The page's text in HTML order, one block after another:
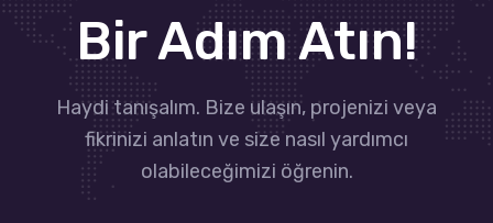
Bir Adım Atın!
Haydi tanışalım. Bize ulaşın, projenizi veya
fikrinizi anlatın ve size nasıl yardımcı
olabileceğimizi öğrenin.